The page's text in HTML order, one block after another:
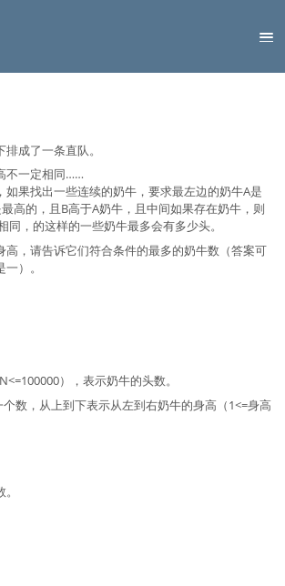
成了一条直队。
不一定相同……
如果找出一些连续的奶牛，要求最左边的奶牛A是
高的，且B高于A奶牛，且中间如果存在奶牛，则
同，的这样的一些奶牛最多会有多少头。
高，请告诉它们符合条件的最多的奶牛数（答案可
）。
），表示奶牛的头数。
数，从上到下表示从左到右奶牛的身高（1<=身高